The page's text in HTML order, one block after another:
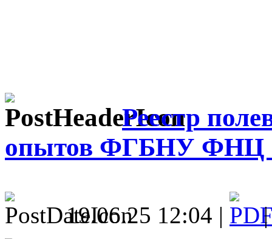
Реестр
опытов ФГБНУ ФНЦ
19.06.25 12:04 |